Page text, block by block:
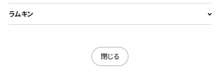
ラムキン
閉じる